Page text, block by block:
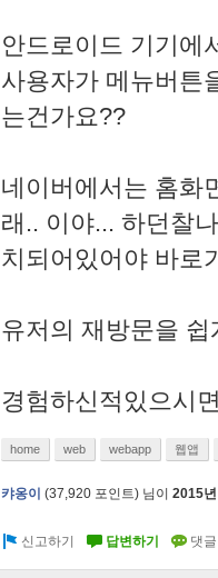
안드로이드 기기에
사용자가 메뉴버튼
는건가요??
네이버에서는 홈화
래.. 이야... 하던찰
치되어있어야 바로
유저의 재방문을
경험하신적있으시
home web webapp 웹앱
캬옹이 (37,920 포인트) 님이 2015